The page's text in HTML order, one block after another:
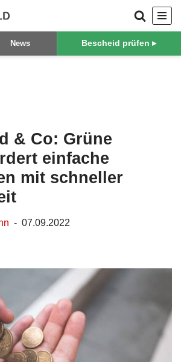
News Bescheid prüfen ▸
& Co: Grüne
einfache
mit schneller
07.09.2022